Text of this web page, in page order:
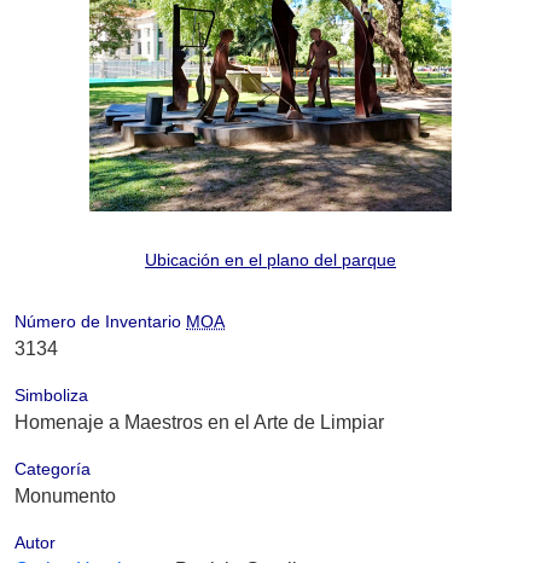
Ubicación en el plano del parque
Número de Inventario MOA
3134
Simboliza
Homenaje a Maestros en el Arte de Limpiar
Categoría
Monumento
Autor